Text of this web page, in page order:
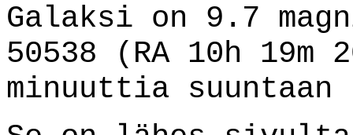
Galaksi on 9.7
50538 (RA 10h 19m
minuuttia suuntaan